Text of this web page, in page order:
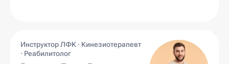
Инструктор ЛФК · Кинезиотерапевт
· Реабилитолог